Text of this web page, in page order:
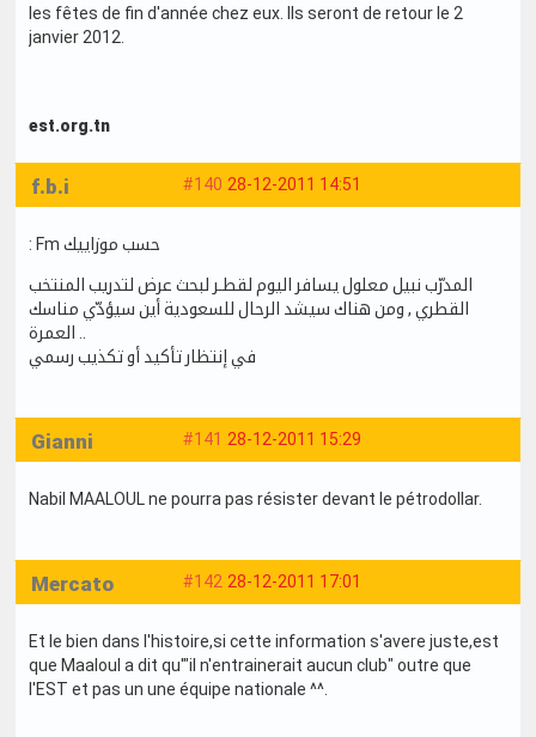
les fêtes de fin d'année chez eux. Ils seront de retour le 2
janvier 2012.
est.org.tn
#140 28-12-2011 14:51
f.b.i
: Fm حسب موزاييك
المدرّب نبيل معلول يسافر اليوم لقطـر لبحث عرض لتدريب المنتخب
القطري , ومن هناك سيشد الرحال للسعودية أين سيؤدّي مناسك
في إنتظار تأكيد أو تكذيب رسمي
#141 28-12-2011 15:29
Gianni
Nabil MAALOUL ne pourra pas résister devant le pétrodollar.
#142 28-12-2011 17:01
Mercato
Et le bien dans l'histoire,si cette information s'avere juste,est
que Maaloul a dit qu'"il n'entrainerait aucun club" outre que
l'EST et pas un une équipe nationale ^^.